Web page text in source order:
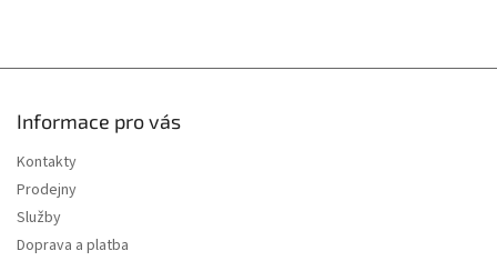
Informace pro vás
Kontakty
Prodejny
Služby
Doprava a platba